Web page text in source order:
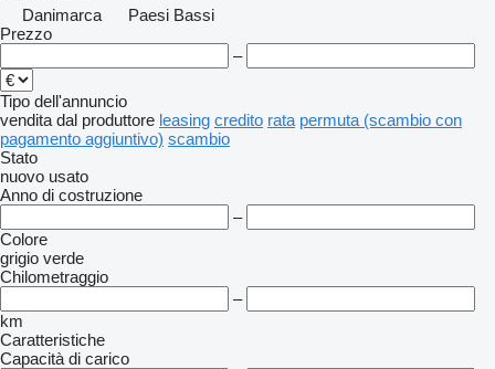
Danimarca
Paesi Bassi
Prezzo
–
Tipo dell'annuncio
vendita dal produttore leasing credito rata permuta (scambio con
pagamento aggiuntivo) scambio
Stato
nuovo usato
Anno di costruzione
–
Colore
grigio verde
Chilometraggio
–
km
Caratteristiche
Capacità di carico